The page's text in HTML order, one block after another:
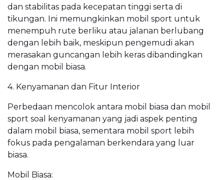
dan stabilitas pada kecepatan tinggi serta di
tikungan. Ini memungkinkan mobil sport untuk
menempuh rute berliku atau jalanan berlubang
dengan lebih baik, meskipun pengemudi akan
merasakan guncangan lebih keras dibandingkan
dengan mobil biasa.
4. Kenyamanan dan Fitur Interior
Perbedaan mencolok antara mobil biasa dan mobil
sport soal kenyamanan yang jadi aspek penting
dalam mobil biasa, sementara mobil sport lebih
fokus pada pengalaman berkendara yang luar
biasa.
Mobil Biasa: